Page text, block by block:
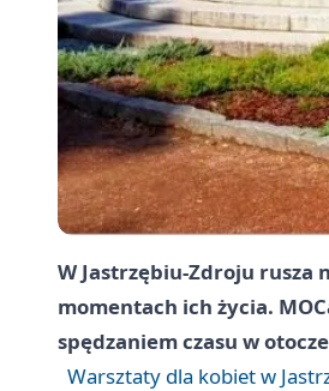
W Jastrzębiu-Zdroju
momentach ich życia.
spędzaniem czasu w
Warsztaty dla kobiet w